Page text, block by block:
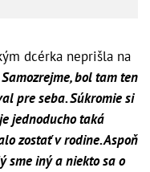
dcérka neprišla na
bol tam ten
pre seba. Súkromie si
jednoducho taká
zostať v rodine. Aspoň
sme iný a niekto sa o